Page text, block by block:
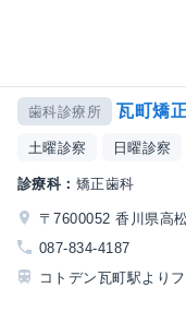
歯科診療所 瓦町矯
土曜診察 日曜診察
診療科： 矯正歯科
〒7600052 香川県高
087-834-4187
コトデン瓦町駅より